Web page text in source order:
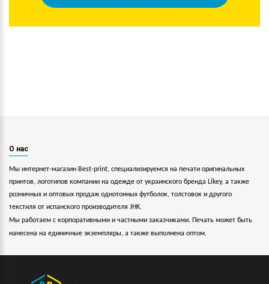
О нас
Мы интернет-магазин Best-print, специализируемся на печати оригинальных
принтов, логотипов компании на одежде от украинского бренда Likey, а также
розничных и оптовых продаж однотонных футболок, толстовок и другого
текстиля от испанского производителя JHK.
Мы работаем с корпоративными и частными заказчиками. Печать может быть
нанесена на единичные экземпляры, а также выполнена оптом.